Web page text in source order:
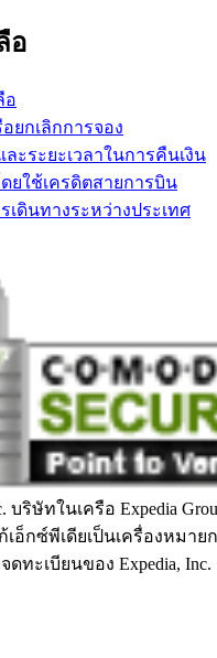
อ
อ
ยกเลิกการจอง
ะระยะเวลาในการคืนเงิน
ยใช้เครดิตสายการบิน
เดินทางระหว่างประเทศ
บริษัทในเครือ Expedia
เอ็กซ์พีเดียเป็นเครื่องหมาย
ทะเบียนของ Expedia, Inc.